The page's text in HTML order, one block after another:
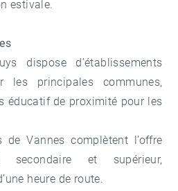
estivale.
dispose d’établissements
les principales communes,
éducatif de proximité pour les
de Vannes complètent l’offre
secondaire et supérieur,
heure de route.